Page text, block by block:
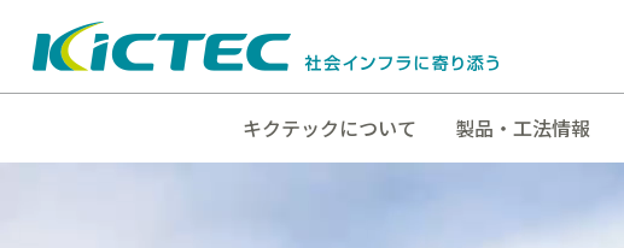
キクテックについて 製品・工法情報